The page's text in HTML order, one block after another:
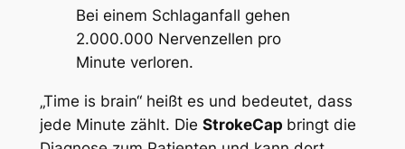
Bei einem Schlaganfall gehen
2.000.000 Nervenzellen pro
Minute verloren.
„Time is brain“ heißt es und bedeutet, dass
jede Minute zählt. Die StrokeCap bringt die